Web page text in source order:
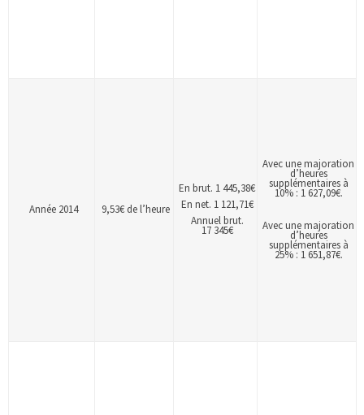
Année 2014 9,53€ de l’heure
En brut. 1 445,38€
En net. 1 121,71€
Annuel brut.
17 345€
Avec une majoration
d’heures
supplémentaires à
10% : 1 627,09€.
Avec une majoration
d’heures
supplémentaires à
25% : 1 651,87€.